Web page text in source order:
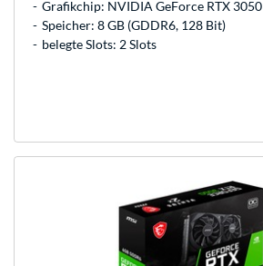
Grafikchip: NVIDIA GeForce RTX 3050
Speicher: 8 GB (GDDR6, 128 Bit)
belegte Slots: 2 Slots